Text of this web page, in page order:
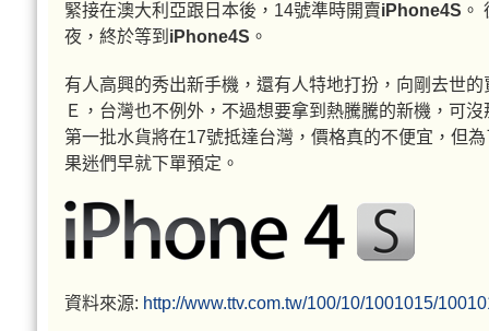
緊接在澳大利亞跟日本後，14號準時開賣iPhone4S 。
夜，終於等到 iPhone4S 。
有人高興的秀出新手機，還有人特地打扮，向剛去世
Ｅ，台灣也不例外，不過想要拿到熱騰騰的新機，可沒
第一批水貨將在17號抵達台灣，價格真的不便宜，但
果迷們早就下單預定。
資料來源: http://www.ttv.com.tw/100/10/1001015/